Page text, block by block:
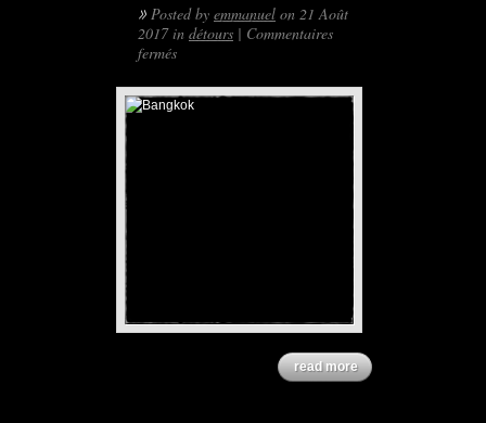
» Posted by emmanuel on 21 Août
2017 in détours | Commentaires
ferméssur
read more